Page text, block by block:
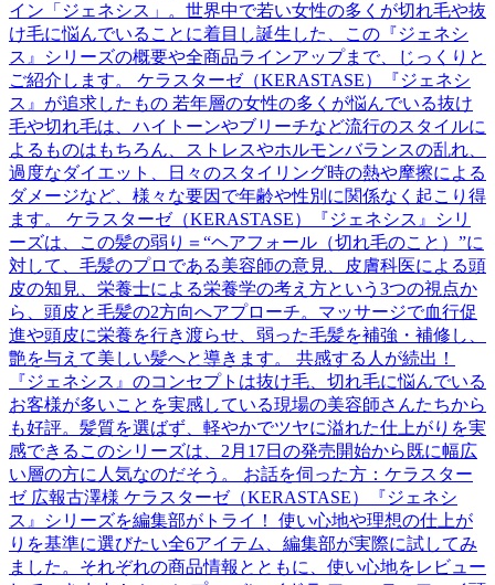
イン「ジェネシス」。世界中で若い女性の多くが切れ毛や抜
け毛に悩んでいることに着目し誕生した、この『ジェネシ
ス』シリーズの概要や全商品ラインアップまで、じっくりと
ご紹介します。 ケラスターゼ（KERASTASE）『ジェネシ
ス』が追求したもの 若年層の女性の多くが悩んでいる抜け
毛や切れ毛は、ハイトーンやブリーチなど流行のスタイルに
よるものはもちろん、ストレスやホルモンバランスの乱れ、
過度なダイエット、日々のスタイリング時の熱や摩擦による
ダメージなど、様々な要因で年齢や性別に関係なく起こり得
ます。 ケラスターゼ（KERASTASE）『ジェネシス』シリ
ーズは、この髪の弱り＝“ヘアフォール（切れ毛のこと）”に
対して、毛髪のプロである美容師の意見、皮膚科医による頭
皮の知見、栄養士による栄養学の考え方という3つの視点か
ら、頭皮と毛髪の2方向へアプローチ。マッサージで血行促
進や頭皮に栄養を行き渡らせ、弱った毛髪を補強・補修し、
艶を与えて美しい髪へと導きます。 共感する人が続出！
『ジェネシス』のコンセプトは抜け毛、切れ毛に悩んでいる
お客様が多いことを実感している現場の美容師さんたちから
も好評。髪質を選ばず、軽やかでツヤに溢れた仕上がりを実
感できるこのシリーズは、2月17日の発売開始から既に幅広
い層の方に人気なのだそう。 お話を伺った方：ケラスター
ゼ 広報古澤様 ケラスターゼ（KERASTASE）『ジェネシ
ス』シリーズを編集部がトライ！ 使い心地や理想の仕上が
りを基準に選びたい全6アイテム、編集部が実際に試してみ
ました。それぞれの商品情報とともに、使い心地をレビュー